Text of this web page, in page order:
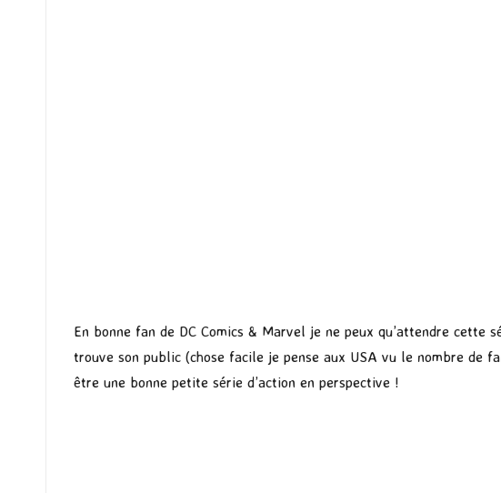
En bonne fan de DC Comics & Marvel je ne peux qu’attendre cette
trouve son public (chose facile je pense aux USA vu le nombre de
être une bonne petite série d’action en perspective !